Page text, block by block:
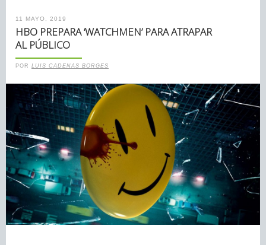
11 MAYO, 2019
HBO PREPARA ‘WATCHMEN’ PARA ATRAPAR
AL PÚBLICO
POR LUIS CADENAS BORGES